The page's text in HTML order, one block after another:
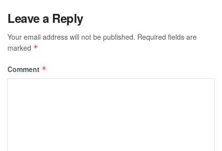
Leave a Reply
Your email address will not be published. Required fields are
marked *
Comment *